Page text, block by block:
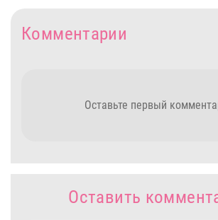
Комментарии
Оставьте первый
Оставить